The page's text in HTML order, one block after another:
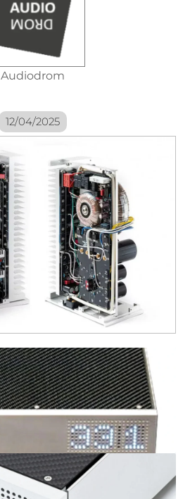
Audiodrom
12/04/2025